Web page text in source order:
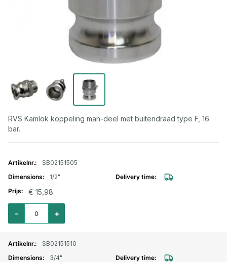
RVS Kamlok koppeling man-deel met buitendraad type F, 16
bar.
SB02151505
1/2"
€ 15,98
Aantal voor Kamlok RVS MAN-deel met buitendraad 1/2" type F
+
-
SB02151510
3/4"